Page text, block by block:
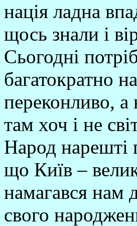
нація ладна
щось знали і
Сьогодні
багатократно
переконливо, а
там хоч і не
Народ нарешті
що Київ –
намагався нам
свого